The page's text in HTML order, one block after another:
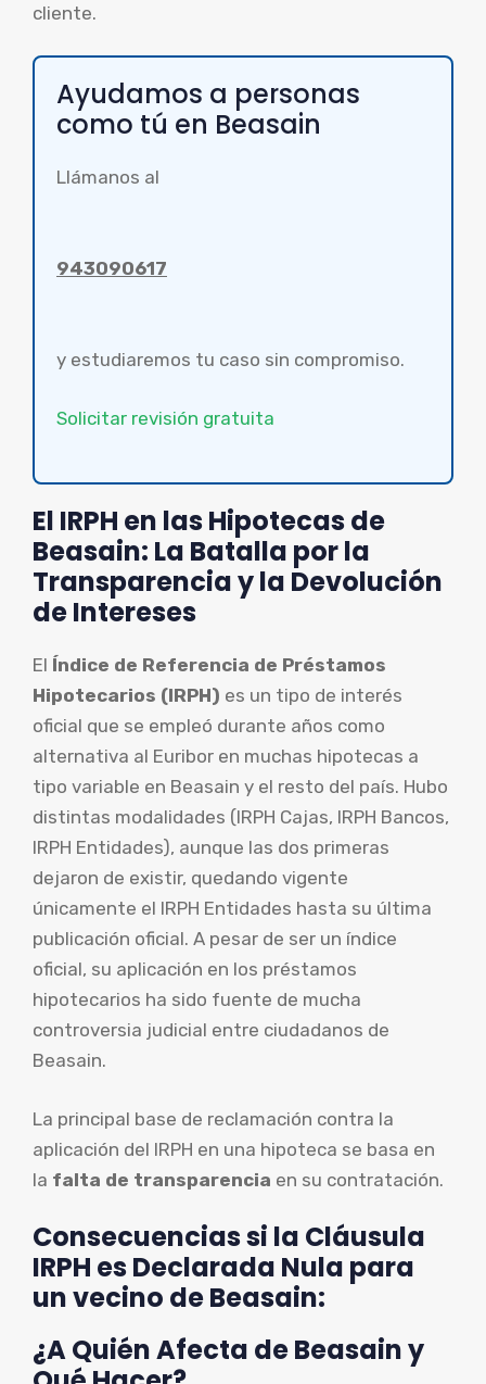
cliente.
Ayudamos a personas
como tú en Beasain
Llámanos al
943090617
y estudiaremos tu caso sin compromiso.
Solicitar revisión gratuita
El IRPH en las Hipotecas de
Beasain: La Batalla por la
Transparencia y la Devolución
de Intereses
El Índice de Referencia de Préstamos
Hipotecarios (IRPH) es un tipo de interés
oficial que se empleó durante años como
alternativa al Euribor en muchas hipotecas a
tipo variable en Beasain y el resto del país. Hubo
distintas modalidades (IRPH Cajas, IRPH Bancos,
IRPH Entidades), aunque las dos primeras
dejaron de existir, quedando vigente
únicamente el IRPH Entidades hasta su última
publicación oficial. A pesar de ser un índice
oficial, su aplicación en los préstamos
hipotecarios ha sido fuente de mucha
controversia judicial entre ciudadanos de
Beasain.
La principal base de reclamación contra la
aplicación del IRPH en una hipoteca se basa en
la falta de transparencia en su contratación.
Consecuencias si la Cláusula
IRPH es Declarada Nula para
un vecino de Beasain:
¿A Quién Afecta de Beasain y